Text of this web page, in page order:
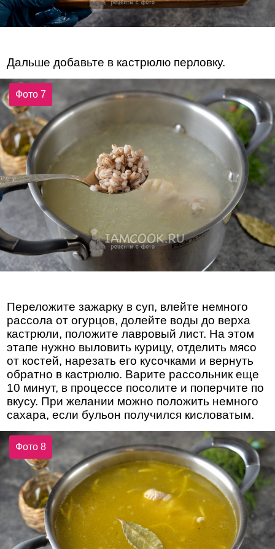
Дальше добавьте в кастрюлю перловку.
Фото 7
Переложите зажарку в суп, влейте немного
рассола от огурцов, долейте воды до верха
кастрюли, положите лавровый лист. На этом
этапе нужно выловить курицу, отделить мясо
от костей, нарезать его кусочками и вернуть
обратно в кастрюлю. Варите рассольник еще
10 минут, в процессе посолите и поперчите по
вкусу. При желании можно положить немного
сахара, если бульон получился кисловатым.
Фото 8